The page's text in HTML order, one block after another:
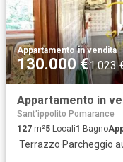
Appartamento·in vendita
130.000 €1.023
Appartamento in
Sant'ippolito Pomarance
127 m²5 Locali1 Bagno
·Terrazzo·Parcheggio